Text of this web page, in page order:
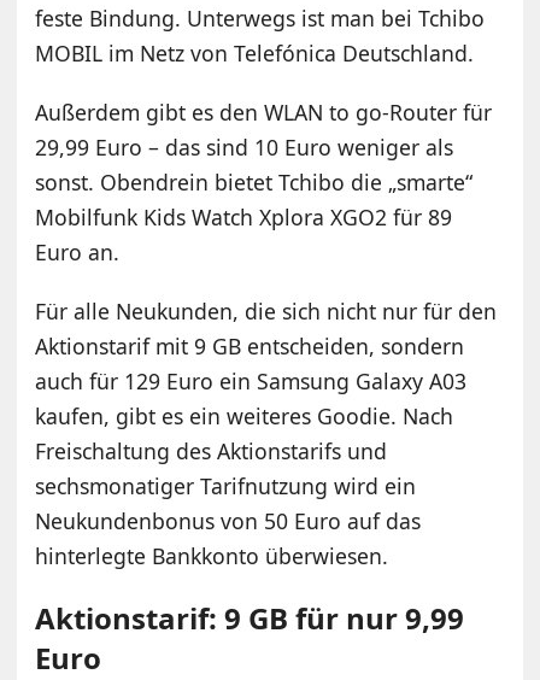
feste Bindung. Unterwegs ist man bei Tchibo
MOBIL im Netz von Telefónica Deutschland.
Außerdem gibt es den WLAN to go-Router für
29,99 Euro – das sind 10 Euro weniger als
sonst. Obendrein bietet Tchibo die „smarte“
Mobilfunk Kids Watch Xplora XGO2 für 89
Euro an.
Für alle Neukunden, die sich nicht nur für den
Aktionstarif mit 9 GB entscheiden, sondern
auch für 129 Euro ein Samsung Galaxy A03
kaufen, gibt es ein weiteres Goodie. Nach
Freischaltung des Aktionstarifs und
sechsmonatiger Tarifnutzung wird ein
Neukundenbonus von 50 Euro auf das
hinterlegte Bankkonto überwiesen.
Aktionstarif: 9 GB für nur 9,99
Euro